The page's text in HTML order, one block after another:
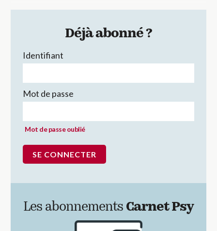
Déjà abonné ?
Identifiant
Mot de passe
Mot de passe oublié
Les abonnements Carnet Psy